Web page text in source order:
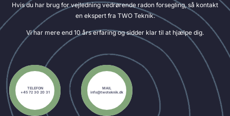
Hvis du har brug for vejledning vedrørende radon forsegling, så kontakt
en ekspert fra TWO Teknik.
Vi har mere end 10 års erfaring og sidder klar til at hjælpe dig.
TELEFON
+45 72 30 20 31
MAIL
info@twoteknik.dk